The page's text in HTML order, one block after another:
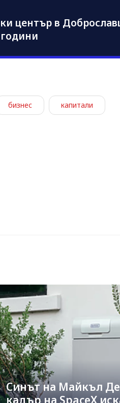
център в
бизнес капитали
Синът на Майкъл
кадър на SpaceX